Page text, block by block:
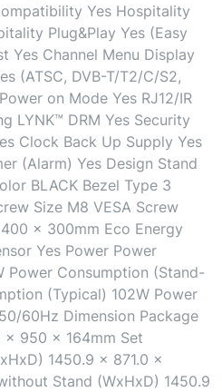
Yes Hospitality
Plug&Play Yes (Easy
Yes Channel Menu Display
(ATSC, DVB-T/T2/C/S2,
on Mode Yes RJ12/IR
LYNK™ DRM Yes Security
Clock Back Up Supply Yes
(Alarm) Yes Design Stand
BLACK Bezel Type 3
Size M8 VESA Screw
x 300mm Eco Energy
Yes Power Power
Power Consumption (Stand-
(Typical) 102W Power
60Hz Dimension Package
x 950 x 164mm Set
1450.9 x 871.0 x
Stand (WxHxD) 1450.9